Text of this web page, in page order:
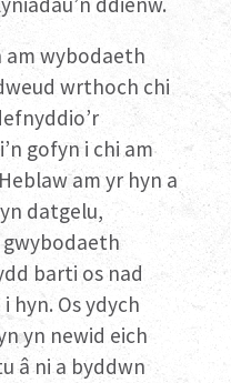
am wybodaeth
wrthoch chi
gofyn i chi am
am yr hyn a
datgelu,
barti os nad
hyn. Os ydych
yn newid eich
â ni a byddwn